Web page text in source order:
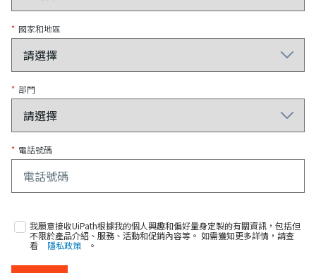
* 國家和地區
* 部門
* 電話號碼
我願意接收UiPath根據我的個人興趣和偏好量身定製的有關資訊，包括但
不限於產品介紹、服務、活動和促銷內容等。 如需獲知更多詳情，請查
看
隱私政策 。